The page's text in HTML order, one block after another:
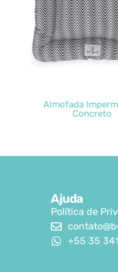
Almofada
Ajuda
Política de
+55 35